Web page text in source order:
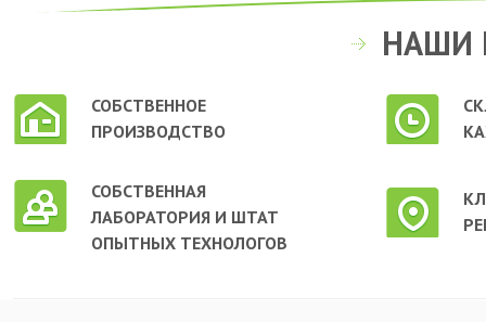
НАШИ
СОБСТВЕННОЕ
ПРОИЗВОДСТВО
СОБСТВЕННАЯ
ЛАБОРАТОРИЯ И ШТАТ
ОПЫТНЫХ ТЕХНОЛОГОВ